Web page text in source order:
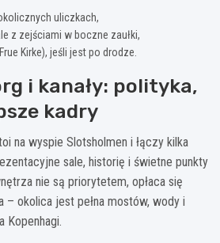
uliczkach,
z zejściami w boczne zaułki,
Kirke), jeśli jest po drodze.
i kanały: polityka,
kadry
na wyspie Slotsholmen i łączy kilka
sale, historię i świetne punkty
nie są priorytetem, opłaca się
– okolica jest pełna mostów, wody i
Kopenhagi.